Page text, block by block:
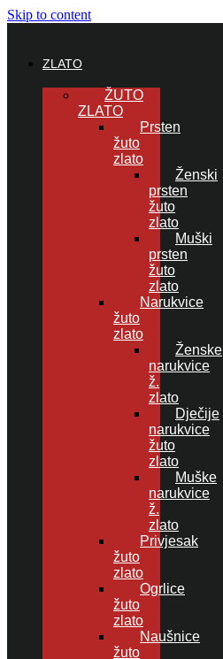
Skip to content
ZLATO
ŽUTO
ZLATO
Prsten
žuto
zlato
Ženski
prsten
žuto
zlato
Muški
prsten
žuto
zlato
Narukvice
žuto
zlato
Ženske
narukvice
ž.
zlato
Dječije
narukvice
žuto
zlato
Muške
narukvice
ž.
zlato
Privjesak
žuto
zlato
Ogrlice
žuto
zlato
Naušnice
žuto